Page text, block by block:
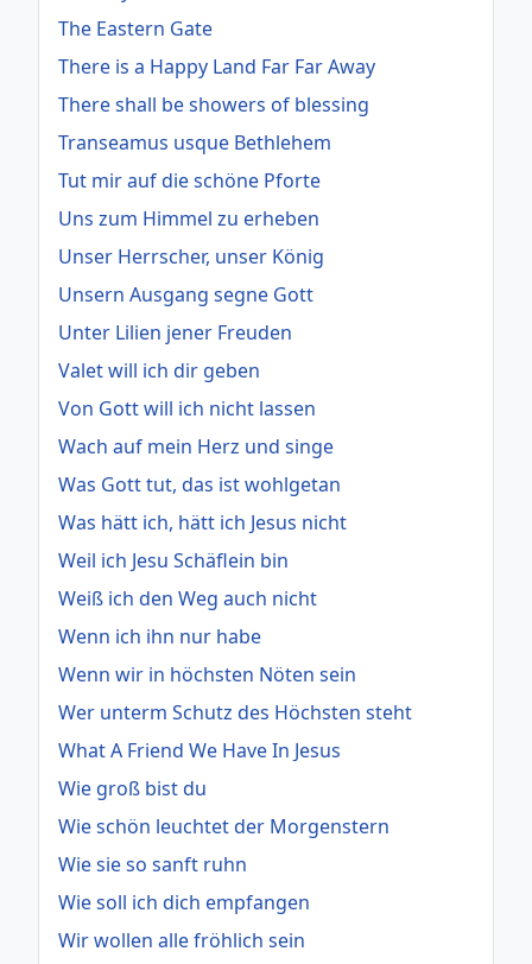
The Eastern Gate
There is a Happy Land Far Far Away
There shall be showers of blessing
Transeamus usque Bethlehem
Tut mir auf die schöne Pforte
Uns zum Himmel zu erheben
Unser Herrscher, unser König
Unsern Ausgang segne Gott
Unter Lilien jener Freuden
Valet will ich dir geben
Von Gott will ich nicht lassen
Wach auf mein Herz und singe
Was Gott tut, das ist wohlgetan
Was hätt ich, hätt ich Jesus nicht
Weil ich Jesu Schäflein bin
Weiß ich den Weg auch nicht
Wenn ich ihn nur habe
Wenn wir in höchsten Nöten sein
Wer unterm Schutz des Höchsten steht
What A Friend We Have In Jesus
Wie groß bist du
Wie schön leuchtet der Morgenstern
Wie sie so sanft ruhn
Wie soll ich dich empfangen
Wir wollen alle fröhlich sein